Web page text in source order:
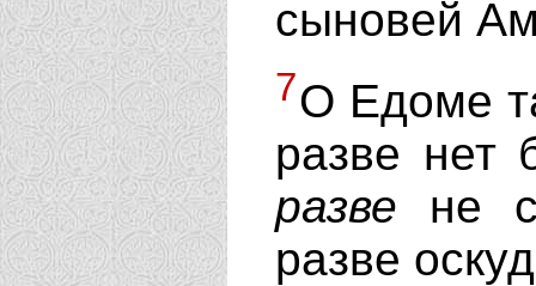
сыновей
7О Едоме
разве нет
разве не
разве